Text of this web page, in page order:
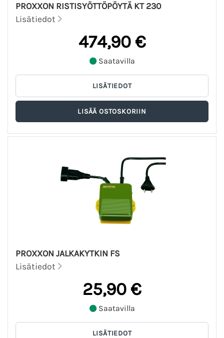
PROXXON RISTISYÖTTÖPÖYTÄ KT 230
Lisätiedot
474,90 €
Saatavilla
PROXXON JALKAKYTKIN FS
Lisätiedot
25,90 €
Saatavilla